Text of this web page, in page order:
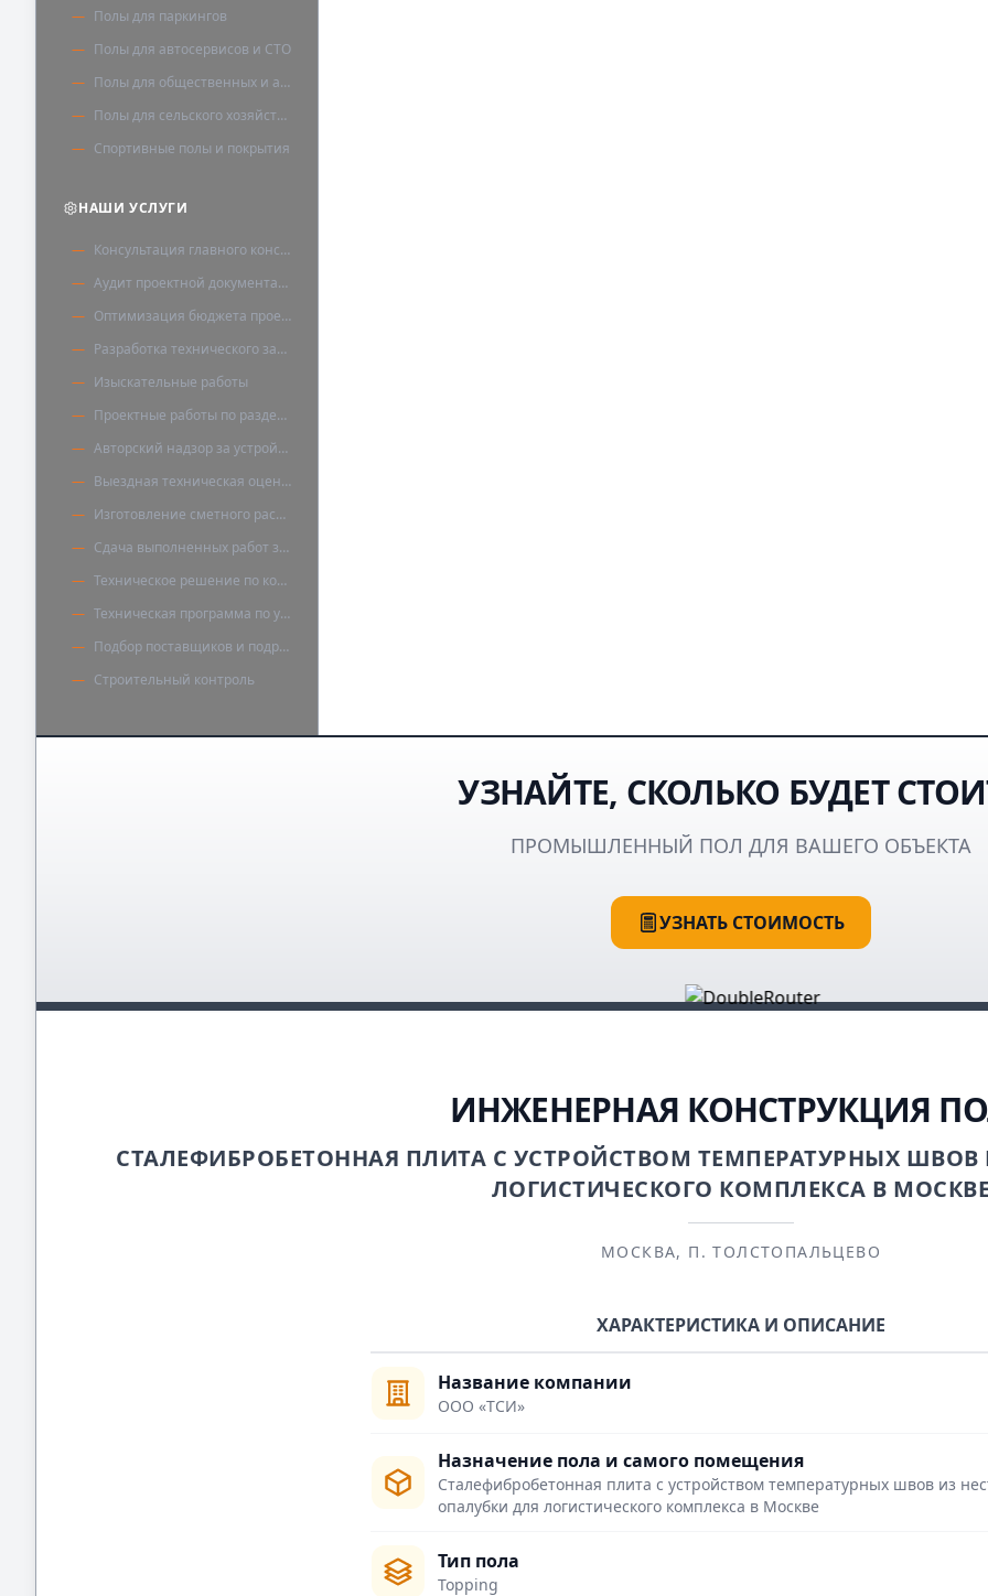
Полы для паркингов
Полы для автосервисов и СТО
Полы для общественных и административных зданий
Полы для сельского хозяйства
Спортивные полы и покрытия
НАШИ УСЛУГИ
Консультация главного конструктора
Аудит проектной документации
Оптимизация бюджета проекта
Разработка технического задания
Изыскательные работы
Проектные работы по разделу «Полы»
Авторский надзор за устройством полов
Выездная техническая оценка
Изготовление сметного расчёта
Сдача выполненных работ заказчикам
Техническое решение по конструкции пола
Техническая программа по устройству полов
Подбор поставщиков и подрядчиков
Строительный контроль
УЗНАЙТЕ, СКОЛЬКО БУДЕТ
ПРОМЫШЛЕННЫЙ ПОЛ ДЛЯ ВАШЕГО ОБЪЕКТА
УЗНАТЬ СТОИМОСТЬ
ИНЖЕНЕРНАЯ КОНСТРУКЦИЯ
СТАЛЕФИБРОБЕТОННАЯ ПЛИТА С УСТРОЙСТВОМ ТЕМПЕРАТУРНЫХ
ЛОГИСТИЧЕСКОГО КОМПЛЕКСА В
МОСКВА, П. ТОЛСТОПАЛЬЦЕВО
ХАРАКТЕРИСТИКА И ОПИСАНИЕ
Название компании
ООО «ТСИ»
Назначение пола и самого помещения
Сталефибробетонная плита с устройством температурных швов из
опалубки для логистического комплекса в Москве
Тип пола
Topping